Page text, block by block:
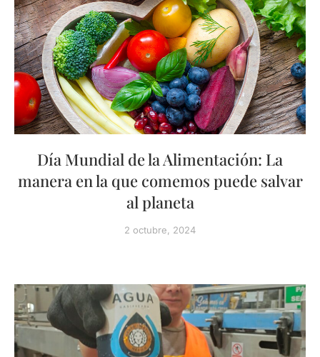
Día Mundial de la Alimentación: La
manera en la que comemos puede salvar
al planeta
2 octubre, 2024